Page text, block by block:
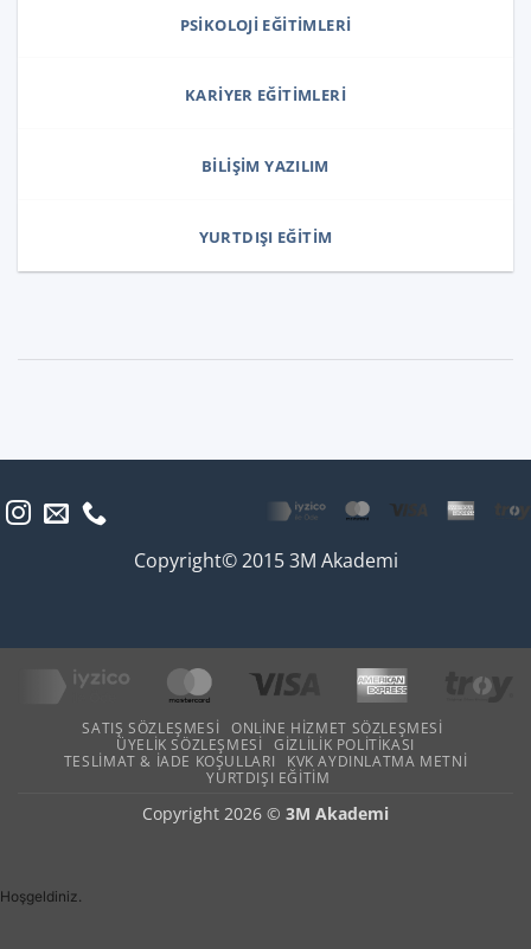
PSIKOLOJI EĞITIMLERI
KARIYER EĞITIMLERI
BILIŞIM YAZILIM
YURTDIŞI EĞITIM
Copyright© 2015 3M Akademi
SATIŞ SÖZLEŞMESI
ONLINE HIZMET SÖZLEŞMESI
ÜYELIK SÖZLEŞMESI
GIZLILIK POLITIKASI
TESLIMAT & İADE KOŞULLARI
KVK AYDINLATMA METNI
YURTDIŞI EĞITIM
Copyright 2026 © 3M Akademi
Hoşgeldiniz.